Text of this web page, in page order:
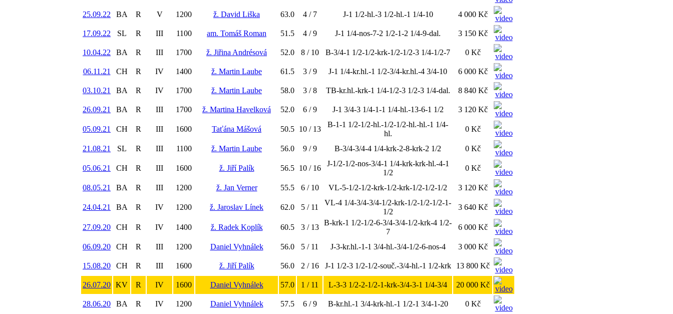
25.09.22 BA R V 1200 ž. David Liška 63.0 4 / 7 J-1 1/2-hl.-3 1/2-hl.-1 1/4-10 4 000 Kč
17.09.22 SL R III 1100 am. Tomáš Roman 51.5 4 / 9 J-1 1/4-nos-7-2 1/2-1-2 1/4-9-dal. 3 150 Kč
10.04.22 BA R III 1700 ž. Jiřina Andrésová 52.0 8 / 10 B-3/4-1 1/2-1/2-krk-1/2-1/2-3 1/4-1/2-7 0 Kč
06.11.21 CH R IV 1400 ž. Martin Laube 61.5 3 / 9 J-1 1/4-kr.hl.-1 1/2-3/4-kr.hl.-4 3/4-10 6 000 Kč
03.10.21 BA R IV 1700 ž. Martin Laube 58.0 3 / 8 TB-kr.hl.-krk-1 1/4-1/2-3 1/2-3 1/4-dal. 8 840 Kč
26.09.21 BA R III 1700 ž. Martina Havelková 52.0 6 / 9 J-1 3/4-3 1/4-1-1 1/4-hl.-13-6-1 1/2 3 120 Kč
05.09.21 CH R III 1600 Taťána Mášová 50.5 10 / 13
B-1-1 1/2-1/2-hl.-1/2-1/2-hl.-hl.-1 1/4-
hl.
0 Kč
21.08.21 SL R III 1100 ž. Martin Laube 56.0 9 / 9 B-3/4-3/4-4 1/4-krk-2-8-krk-2 1/2 0 Kč
05.06.21 CH R III 1600 ž. Jiří Palík 56.5 10 / 16
J-1/2-1/2-nos-3/4-1 1/4-krk-krk-hl.-4-1
1/2
0 Kč
08.05.21 BA R III 1200 ž. Jan Verner 55.5 6 / 10 VL-5-1/2-1/2-krk-1/2-krk-1/2-1/2-1/2 3 120 Kč
24.04.21 BA R IV 1200 ž. Jaroslav Línek 62.0 5 / 11
VL-4 1/4-3/4-3/4-1/2-krk-1/2-1/2-1/2-1-
1/2
3 640 Kč
27.09.20 CH R IV 1400 ž. Radek Koplík 60.5 3 / 13
B-krk-1 1/2-1/2-6-3/4-3/4-1/2-krk-4 1/2-
7
6 000 Kč
06.09.20 CH R III 1200 Daniel Vyhnálek 56.0 5 / 11 J-3-kr.hl.-1-1 3/4-hl.-3/4-1/2-6-nos-4 3 000 Kč
15.08.20 CH R III 1600 ž. Jiří Palík 56.0 2 / 16 J-1 1/2-3 1/2-1/2-souč.-3/4-hl.-1 1/2-krk 13 800 Kč
26.07.20 KV R IV 1600 Daniel Vyhnálek 57.0 1 / 11 L-3-3 1/2-2-1/2-1-krk-3/4-3-1 1/4-3/4 20 000 Kč
28.06.20 BA R IV 1200 Daniel Vyhnálek 57.5 6 / 9 B-kr.hl.-1 3/4-krk-hl.-1 1/2-1 3/4-1-20 0 Kč